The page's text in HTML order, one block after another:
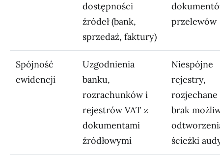
dostępności
źródeł (bank,
sprzedaż, faktury)
przelewów
Spójność
ewidencji
Uzgodnienia
banku,
rozrachunków i
rejestrów VAT z
dokumentami
źródłowymi
Niespójne
rejestry,
rozjechane
brak
ścieżki